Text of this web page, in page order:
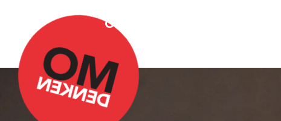
Over Omdenken